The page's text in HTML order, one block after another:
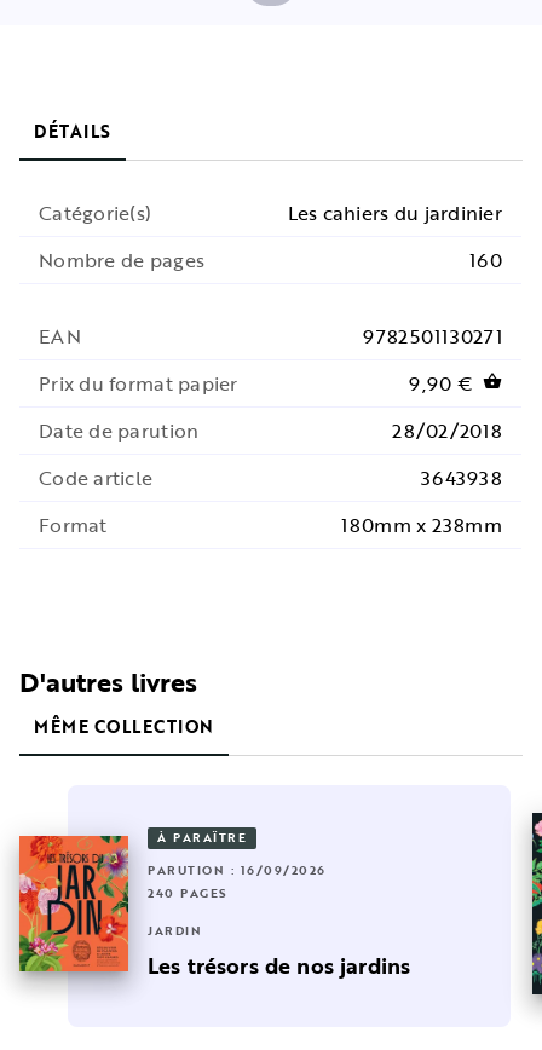
DÉTAILS
Catégorie(s)
Les cahiers du jardinier
Nombre de pages
160
EAN
9782501130271
Prix du format papier
9,90 € shopping_basket
Date de parution
28/02/2018
Code article
3643938
Format
180mm x 238mm
D'autres livres
MÊME COLLECTION
À PARAÎTRE
PARUTION : 16/09/2026
240 PAGES
JARDIN
Les trésors de nos jardins